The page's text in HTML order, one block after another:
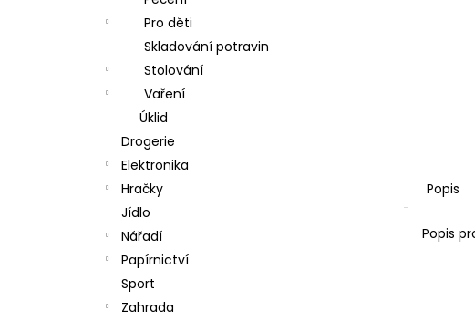
Pro děti
Skladování potravin
Stolování
Vaření
Úklid
Drogerie
Elektronika
Hračky
Jídlo
Nářadí
Papírnictví
Sport
Zahrada
Popis
Popis